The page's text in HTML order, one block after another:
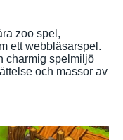
zoo spel,
ett webbläsarspel.
charmig spelmiljö
och massor av